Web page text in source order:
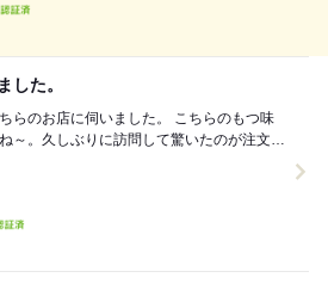
た。
に伺いました。 こちらのもつ味
～。久しぶりに訪問して驚いたのが注文が